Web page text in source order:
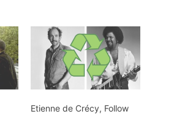
Etienne de Crécy, Follow